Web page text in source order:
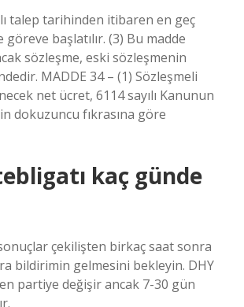
talep tarihinden itibaren en geç
başlatılır. (3) Bu madde
sözleşme, eski sözleşmenin
MADDE 34 – (1) Sözleşmeli
net ücret, 6114 sayılı Kanunun
dokuzuncu fıkrasına göre
kaç günde
çekilişten birkaç saat sonra
bildirimin gelmesini bekleyin. DHY
partiye değişir ancak 7-30 gün